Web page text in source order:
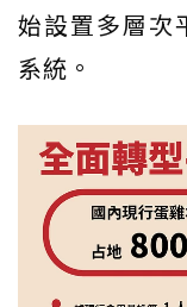
始設置多層次
系統。